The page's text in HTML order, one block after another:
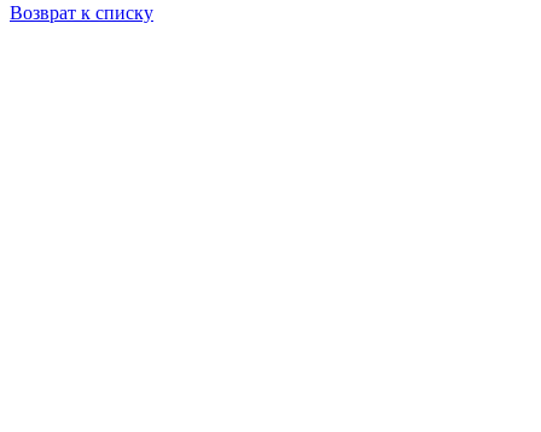
Возврат к списку